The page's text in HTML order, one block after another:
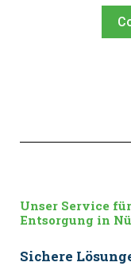
Unser Service
Entsorgung in
Sichere